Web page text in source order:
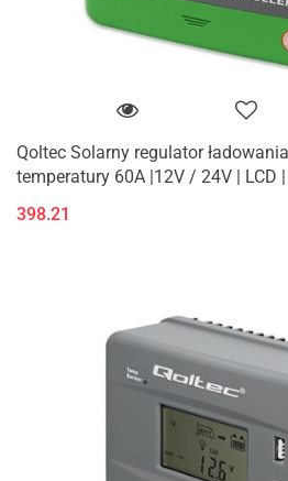
Qoltec Solarny regulator
temperatury 60A |12V / 24V | LCD
398.21